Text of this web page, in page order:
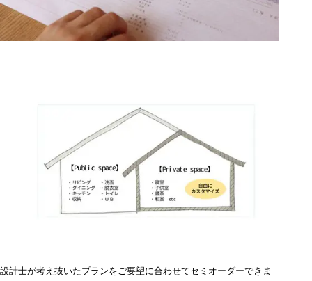
設計士が考え抜いたプランをご要望に合わせてセミオーダーできま